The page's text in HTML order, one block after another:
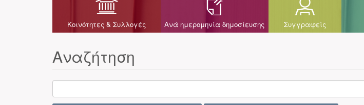
Κοινότητες & Συλλογές Ανά ημερομηνία δημοσίευσης Συγγραφείς
Αναζήτηση